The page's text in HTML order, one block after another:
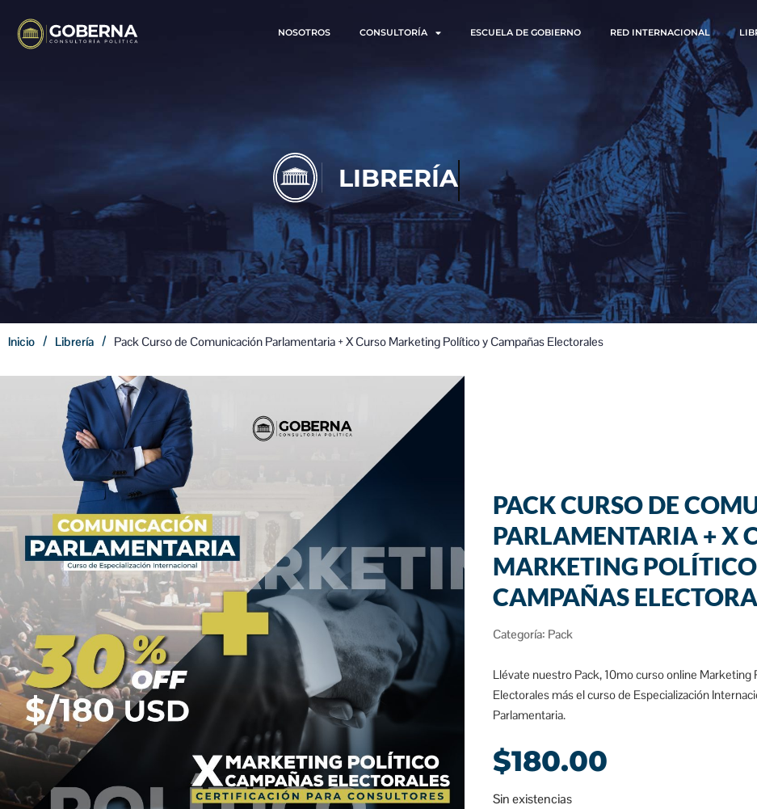
NOSOTROS CONSULTORÍA ESCUELA DE GOBIERNO RED INTERNACIONAL
LIBRERÍA
Inicio / Librería / Pack Curso de Comunicación Parlamentaria + X Curso Marketing Político y Campañas Electorales
PACK CURSO DE
PARLAMENTARIA + X
MARKETING
CAMPAÑAS
Categoría: Pack
Llévate nuestro Pack, 10mo curso online Marketing
Electorales más el curso de Especialización
Parlamentaria.
$180.00
Sin existencias